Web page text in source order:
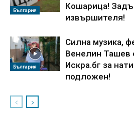
България
Кошарица!
извършителя!
България
Силна музика,
Венелин Ташев
Искра.бг за
подложен!